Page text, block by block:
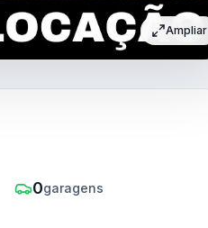
Ampliar
0garagens